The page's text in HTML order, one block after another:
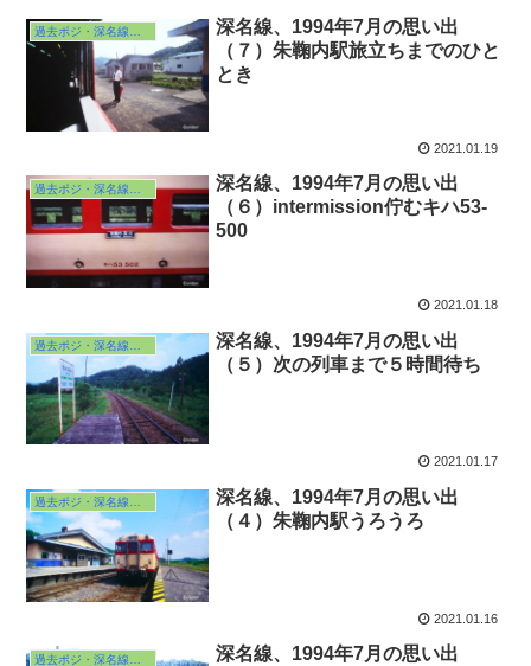
過去ポジ・深名線の旅・本編
深名線、1994年7月の思い出
（７）朱鞠内駅旅立ちまでのひと
とき
2021.01.19
深名線、1994年7月の思い出
（６）intermission佇むキハ53-
500
2021.01.18
深名線、1994年7月の思い出
（５）次の列車まで５時間待ち
2021.01.17
過去ポジ・深名線の旅・本編
深名線、1994年7月の思い出
（４）朱鞠内駅うろうろ
2021.01.16
深名線、1994年7月の思い出